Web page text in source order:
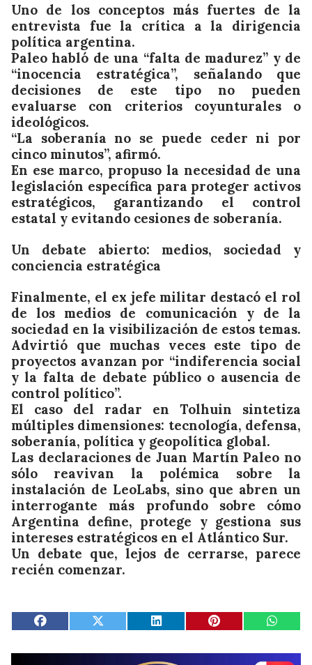
Uno de los conceptos más fuertes de la
entrevista fue la crítica a la dirigencia
política argentina.
Paleo habló de una “falta de madurez” y de
“inocencia estratégica”, señalando que
decisiones de este tipo no pueden
evaluarse con criterios coyunturales o
ideológicos.
“La soberanía no se puede ceder ni por
cinco minutos”, afirmó.
En ese marco, propuso la necesidad de una
legislación específica para proteger activos
estratégicos, garantizando el control
estatal y evitando cesiones de soberanía.
Un debate abierto: medios, sociedad y
conciencia estratégica
Finalmente, el ex jefe militar destacó el rol
de los medios de comunicación y de la
sociedad en la visibilización de estos temas.
Advirtió que muchas veces este tipo de
proyectos avanzan por “indiferencia social
y la falta de debate público o ausencia de
control político”.
El caso del radar en Tolhuin sintetiza
múltiples dimensiones: tecnología, defensa,
soberanía, política y geopolítica global.
Las declaraciones de Juan Martín Paleo no
sólo reavivan la polémica sobre la
instalación de LeoLabs, sino que abren un
interrogante más profundo sobre cómo
Argentina define, protege y gestiona sus
intereses estratégicos en el Atlántico Sur.
Un debate que, lejos de cerrarse, parece
recién comenzar.